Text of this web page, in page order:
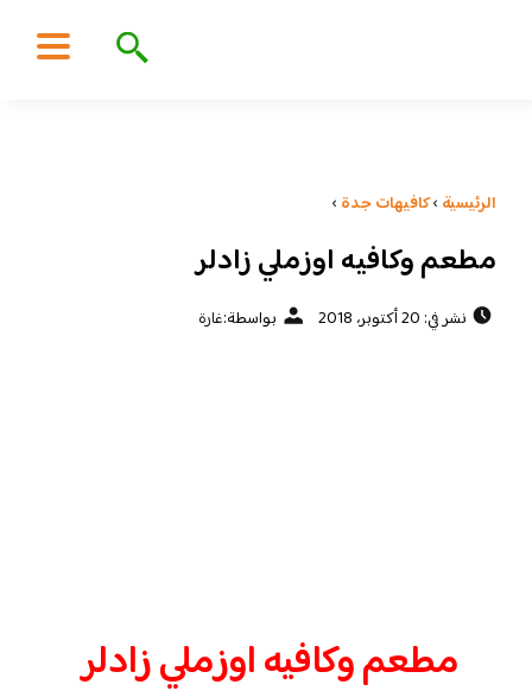
الرئيسية ›كافيهات جدة ›
مطعم وكافيه اوزملي زادلر
نشر في: 20 أكتوبر، 2018 بواسطة:غارة
مطعم وكافيه اوزملي زادلر